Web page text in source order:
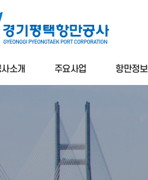
소개 주요사업 항만정보